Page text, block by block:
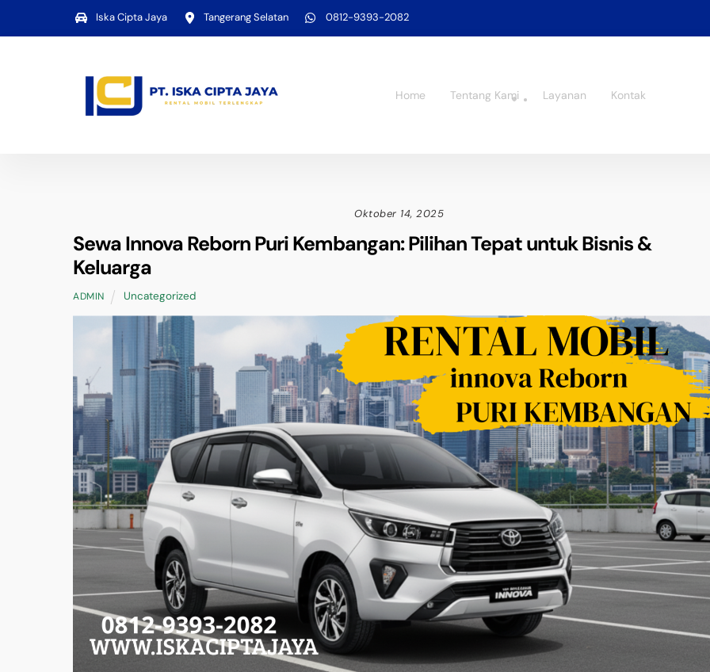
content
Iska Cipta Jaya Tangerang Selatan 0812-9393-2082
Home Tentang Kami Layanan Kontak
Oktober 14, 2025
Sewa Innova Reborn Puri Kembangan: Pilihan Tepat untuk Bisnis &
Keluarga
ADMIN Uncategorized